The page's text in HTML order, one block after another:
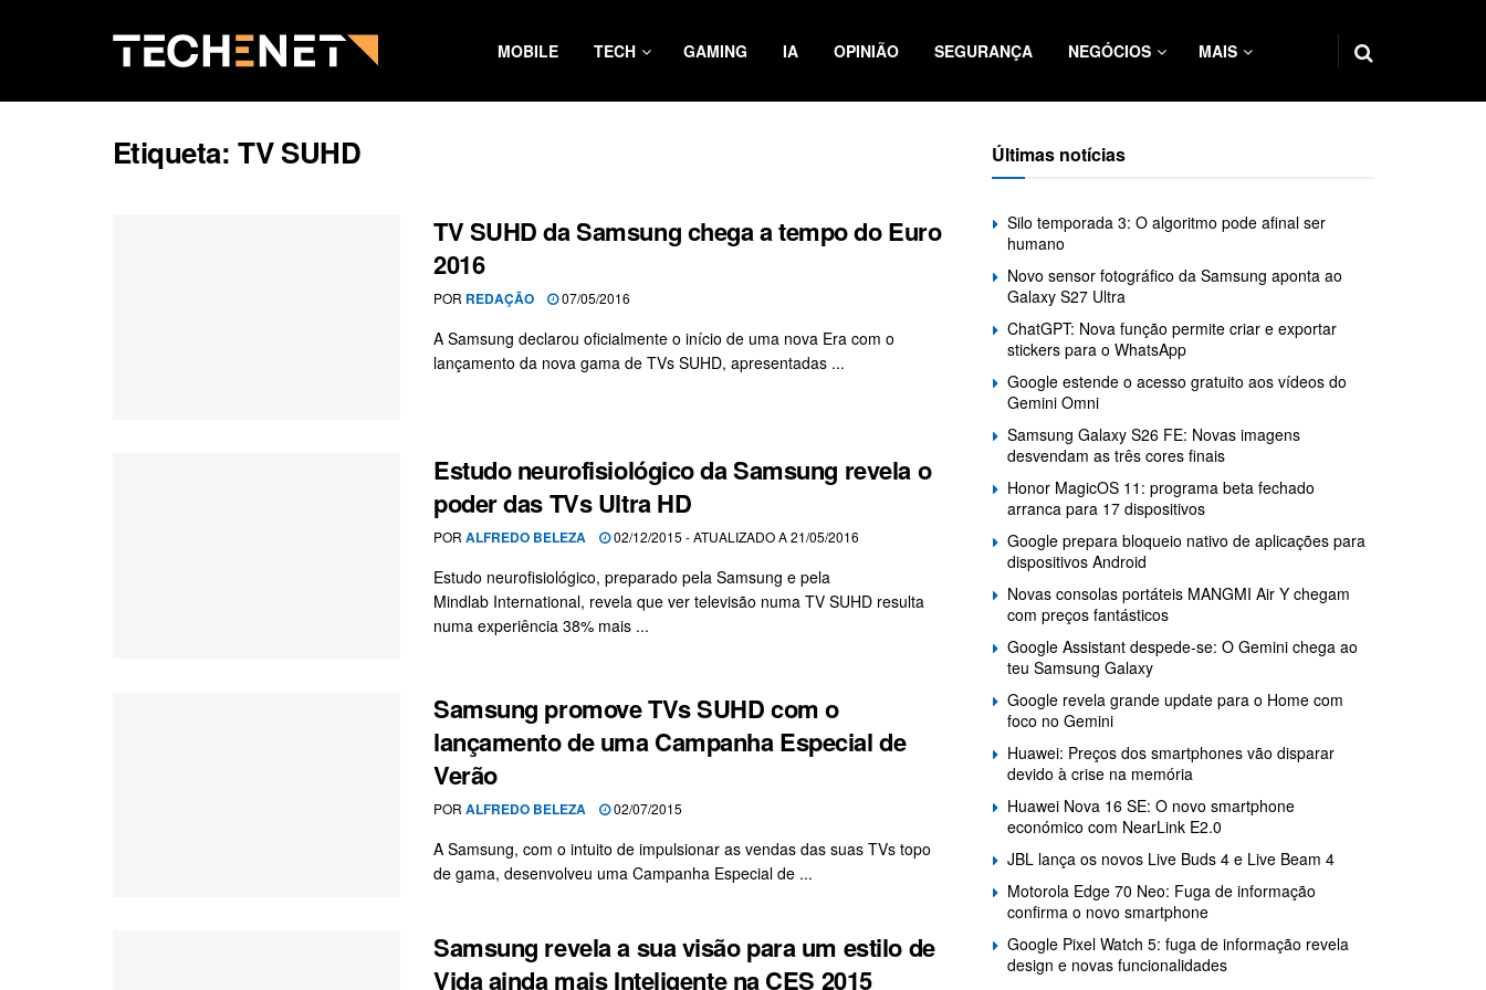
MOBILE TECH GAMING IA OPINIÃO SEGURANÇA NEGÓCIOS MAIS
Etiqueta: TV SUHD
TV SUHD da Samsung chega a tempo do Euro
2016
POR REDAÇÃO 07/05/2016
A Samsung declarou oficialmente o início de uma nova Era com o
lançamento da nova gama de TVs SUHD, apresentadas ...
Estudo neurofisiológico da Samsung revela o
poder das TVs Ultra HD
POR ALFREDO BELEZA 02/12/2015 - ATUALIZADO A 21/05/2016
Estudo neurofisiológico, preparado pela Samsung e pela
Mindlab International, revela que ver televisão numa TV SUHD resulta
numa experiência 38% mais ...
Samsung promove TVs SUHD com o
lançamento de uma Campanha Especial de
Verão
POR ALFREDO BELEZA 02/07/2015
A Samsung, com o intuito de impulsionar as vendas das suas TVs topo
de gama, desenvolveu uma Campanha Especial de ...
Samsung revela a sua visão para um estilo de
Vida ainda mais Inteligente na CES 2015
Últimas notícias
Silo temporada 3: O algoritmo pode afinal ser
humano
Novo sensor fotográfico da Samsung aponta ao
Galaxy S27 Ultra
ChatGPT: Nova função permite criar e exportar
stickers para o WhatsApp
Google estende o acesso gratuito aos vídeos do
Gemini Omni
Samsung Galaxy S26 FE: Novas imagens
desvendam as três cores finais
Honor MagicOS 11: programa beta fechado
arranca para 17 dispositivos
Google prepara bloqueio nativo de aplicações para
dispositivos Android
Novas consolas portáteis MANGMI Air Y chegam
com preços fantásticos
Google Assistant despede-se: O Gemini chega ao
teu Samsung Galaxy
Google revela grande update para o Home com
foco no Gemini
Huawei: Preços dos smartphones vão disparar
devido à crise na memória
Huawei Nova 16 SE: O novo smartphone
económico com NearLink E2.0
JBL lança os novos Live Buds 4 e Live Beam 4
Motorola Edge 70 Neo: Fuga de informação
confirma o novo smartphone
Google Pixel Watch 5: fuga de informação revela
design e novas funcionalidades